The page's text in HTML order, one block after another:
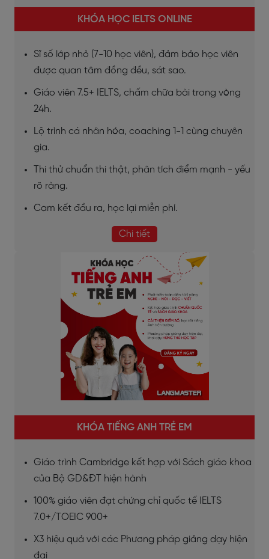
KHÓA HỌC IELTS ONLINE
Sĩ số lớp nhỏ (7-10 học viên), đảm bảo học viên
được quan tâm đồng đều, sát sao.
Giáo viên 7.5+ IELTS, chấm chữa bài trong vòng
24h.
Lộ trình cá nhân hóa, coaching 1-1 cùng chuyên
gia.
Thi thử chuẩn thi thật, phân tích điểm mạnh - yếu
rõ ràng.
Cam kết đầu ra, học lại miễn phí.
Chi tiết
KHÓA TIẾNG ANH TRẺ EM
Giáo trình Cambridge kết hợp với Sách giáo khoa
của Bộ GD&ĐT hiện hành
100% giáo viên đạt chứng chỉ quốc tế IELTS
7.0+/TOEIC 900+
X3 hiệu quả với các Phương pháp giảng dạy hiện
đại